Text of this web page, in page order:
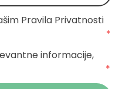
Pravila Privatnosti
*
informacije,
*